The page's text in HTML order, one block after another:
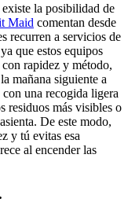
la posibilidad de
Maid comentan desde
recurren a servicios de
que estos equipos
rapidez y método,
mañana siguiente a
una recogida ligera
residuos más visibles o
De este modo,
y tú evitas esa
al encender las